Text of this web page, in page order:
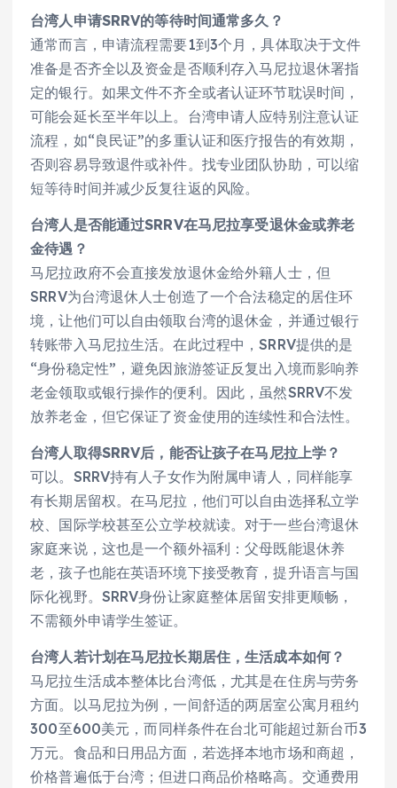
台湾人申请SRRV的等待时间通常多久？
通常而言，申请流程需要1到3个月，具体取决于文件
准备是否齐全以及资金是否顺利存入马尼拉退休署指
定的银行。如果文件不齐全或者认证环节耽误时间，
可能会延长至半年以上。台湾申请人应特别注意认证
流程，如“良民证”的多重认证和医疗报告的有效期，
否则容易导致退件或补件。找专业团队协助，可以缩
短等待时间并减少反复往返的风险。
台湾人是否能通过SRRV在马尼拉享受退休金或养老
金待遇？
马尼拉政府不会直接发放退休金给外籍人士，但
SRRV为台湾退休人士创造了一个合法稳定的居住环
境，让他们可以自由领取台湾的退休金，并通过银行
转账带入马尼拉生活。在此过程中，SRRV提供的是
“身份稳定性”，避免因旅游签证反复出入境而影响养
老金领取或银行操作的便利。因此，虽然SRRV不发
放养老金，但它保证了资金使用的连续性和合法性。
台湾人取得SRRV后，能否让孩子在马尼拉上学？
可以。SRRV持有人子女作为附属申请人，同样能享
有长期居留权。在马尼拉，他们可以自由选择私立学
校、国际学校甚至公立学校就读。对于一些台湾退休
家庭来说，这也是一个额外福利：父母既能退休养
老，孩子也能在英语环境下接受教育，提升语言与国
际化视野。SRRV身份让家庭整体居留安排更顺畅，
不需额外申请学生签证。
台湾人若计划在马尼拉长期居住，生活成本如何？
马尼拉生活成本整体比台湾低，尤其是在住房与劳务
方面。以马尼拉为例，一间舒适的两居室公寓月租约
300至600美元，而同样条件在台北可能超过新台币3
万元。食品和日用品方面，若选择本地市场和商超，
价格普遍低于台湾；但进口商品价格略高。交通费用